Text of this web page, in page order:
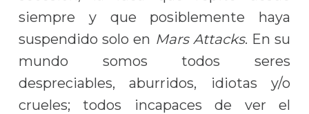
siempre y que posiblemente haya
suspendido solo en Mars Attacks. En su
mundo somos todos seres
despreciables, aburridos, idiotas y/o
crueles; todos incapaces de ver el